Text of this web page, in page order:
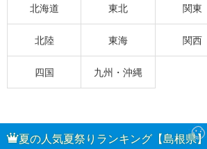
北海道 東北 関東
北陸 東海 関西
四国 九州・沖縄
夏の人気夏祭りランキング【島根県】